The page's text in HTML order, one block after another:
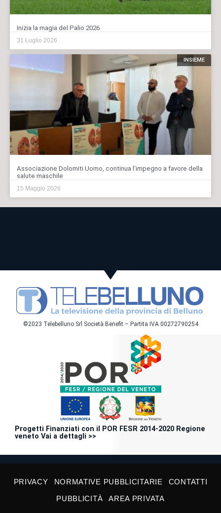
Inizia la magia del Palio 2026
31 Luglio 2026
INSIEME
Associazione Dolomiti Uomo, continua l’impegno a favore della
salute maschile
15 Maggio 2026
©2023 Telebelluno Srl Società Benefit – Partita IVA 00272790254
Progetti Finanziati con il POR FESR 2014-2020 Regione
veneto Vai a dettagli >>
PRIVACY NORMATIVE PUBBLICITARIE
CONTATTI
PUBBLICITÀ
AREA PRIVATA